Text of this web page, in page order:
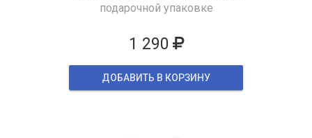
подарочной упаковке
1 290
ДОБАВИТЬ В КОРЗИНУ